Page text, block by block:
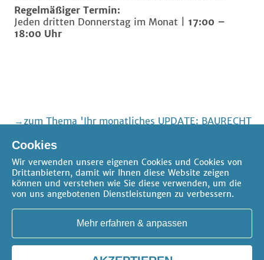
Regelmäßiger Termin:
Jeden dritten Donnerstag im Monat | 17:00 –
18:00 Uhr
zum Thema 'Ihr monatliches UPDATE: BAURECHT
zum Thema 'Bau- und Architektenrecht'
Cookies
Wir verwenden unsere eigenen Cookies und Cookies von
Drittanbietern, damit wir Ihnen diese Website zeigen
können und verstehen wie Sie diese verwenden, um die
von uns angebotenen Dienstleistungen zu verbessern.
Mehr erfahren & anpassen